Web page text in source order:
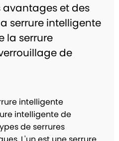
et des
serrure intelligente
la serrure
de
intelligente
intelligente de
de serrures